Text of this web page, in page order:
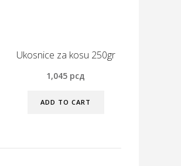
Ukosnice za kosu 250gr
1,045 рсд
ADD TO CART